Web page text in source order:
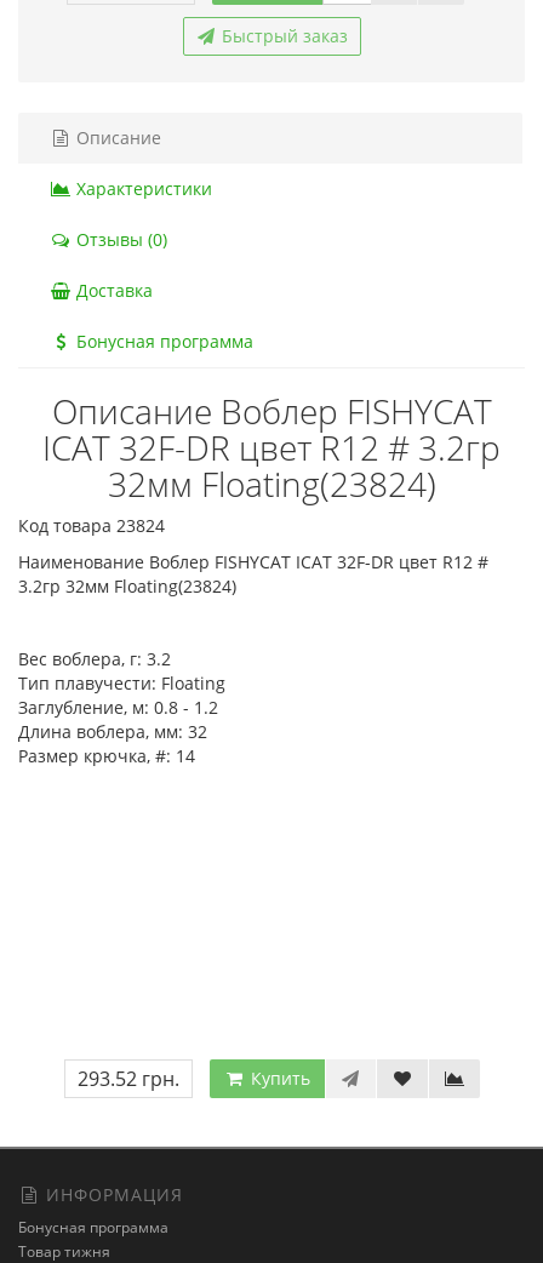
Быстрый заказ
Описание
Характеристики
Отзывы (0)
Доставка
Бонусная программа
Описание Воблер FISHYCAT
ICAT 32F-DR цвет R12 # 3.2гр
32мм Floating(23824)
Код товара 23824
Наименование Воблер FISHYCAT ICAT 32F-DR цвет R12 #
3.2гр 32мм Floating(23824)
Вес воблера, г: 3.2
Тип плавучести: Floating
Заглубление, м: 0.8 - 1.2
Длина воблера, мм: 32
Размер крючка, #: 14
293.52 грн. Купить
ИНФОРМАЦИЯ
Бонусная программа
Товар тижня